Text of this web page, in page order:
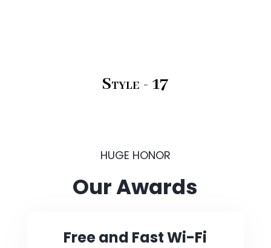
Style - 17
HUGE HONOR
Our Awards
Free and Fast Wi-Fi